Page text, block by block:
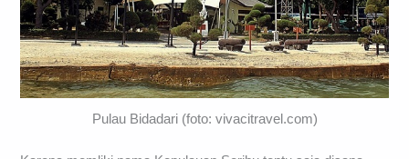
Pulau Bidadari (foto: vivacitravel.com)